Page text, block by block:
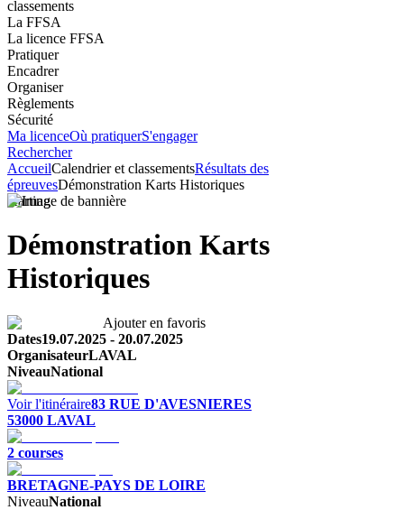
classements
La FFSA
La licence FFSA
Pratiquer
Encadrer
Organiser
Règlements
Sécurité
Ma licenceOù pratiquerS'engager
Rechercher
AccueilCalendrier et classementsRésultats des
épreuvesDémonstration Karts Historiques
Karting
Démonstration Karts
Historiques
Ajouter en favoris
Dates19.07.2025 - 20.07.2025
OrganisateurLAVAL
NiveauNational
Voir l'itinéraire83 RUE D'AVESNIERES
53000 LAVAL
2 courses
BRETAGNE-PAYS DE LOIRE
NiveauNational